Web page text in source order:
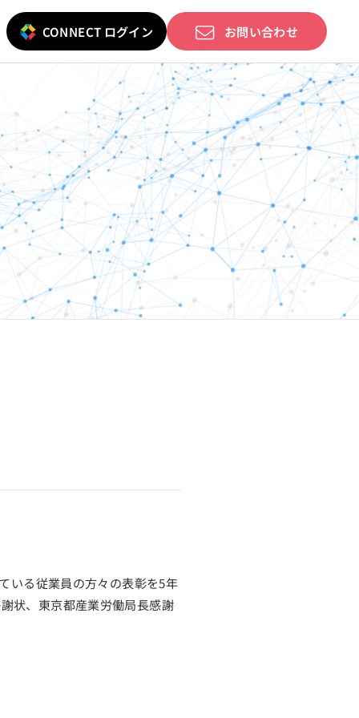
CONNECT ログイン お問い合わせ
いる従業員の方々の表彰を5年
状、東京都産業労働局長感謝